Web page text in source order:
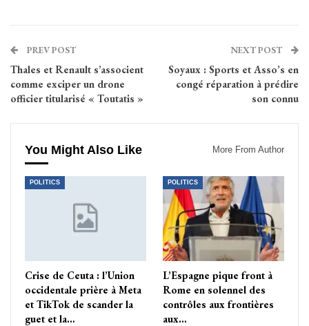
PREV POST
Thales et Renault s’associent
comme exciper un drone
officier titularisé « Toutatis »
NEXT POST
Soyaux : Sports et Asso’s en
congé réparation à prédire
son connu
You Might Also Like More From Author
POLITICS
Crise de Ceuta : l’Union
occidentale prière à Meta
et TikTok de scander la
guet et la…
POLITICS
L’Espagne pique front à
Rome en solennel des
contrôles aux frontières
aux…